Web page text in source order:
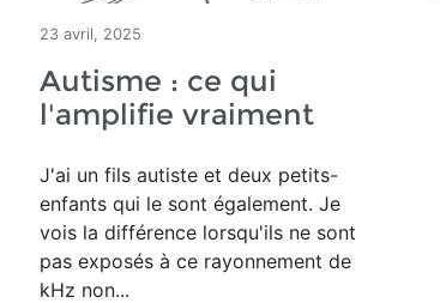
23 avril, 2025
Autisme : ce qui
l'amplifie vraiment
J'ai un fils autiste et deux petits-
enfants qui le sont également. Je
vois la différence lorsqu'ils ne sont
pas exposés à ce rayonnement de
kHz non...